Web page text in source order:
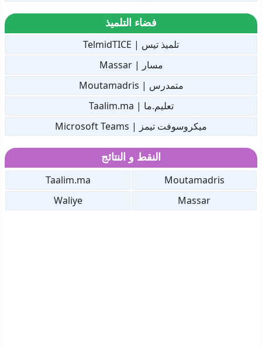
فضاء التلميذ
تلميذ تيس | TelmidTICE
مسار | Massar
متمدرس | Moutamadris
تعليم.ما | Taalim.ma
ميكروسوفت تيمز | Microsoft Teams
النقط و النتائج
Moutamadris
Taalim.ma
Massar
Waliye